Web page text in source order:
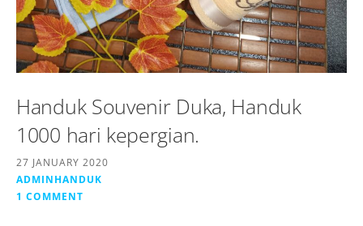
Handuk Souvenir Duka, Handuk
1000 hari kepergian.
27 JANUARY 2020
ADMINHANDUK
1 COMMENT